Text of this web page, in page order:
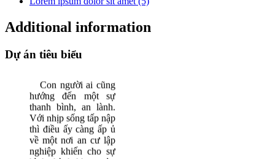
Additional information
Dự án tiêu biểu
của quận 3 và các
khucho thuê văn
CĂN HỘ CITY
GARDEN
Con người ai cũng
hướng đến một sự
thanh bình, an lành.
Với nhịp sống tấp nập